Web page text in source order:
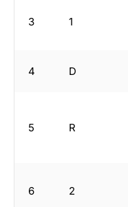
3 1
4 D
5 R
6 2